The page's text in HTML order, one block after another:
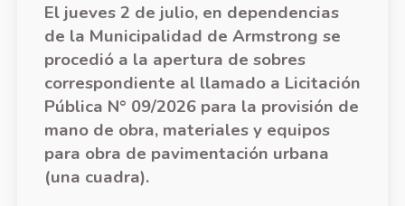
El jueves 2 de julio, en dependencias
de la Municipalidad de Armstrong se
procedió a la apertura de sobres
correspondiente al llamado a Licitación
Pública N° 09/2026 para la provisión de
mano de obra, materiales y equipos
para obra de pavimentación urbana
(una cuadra).